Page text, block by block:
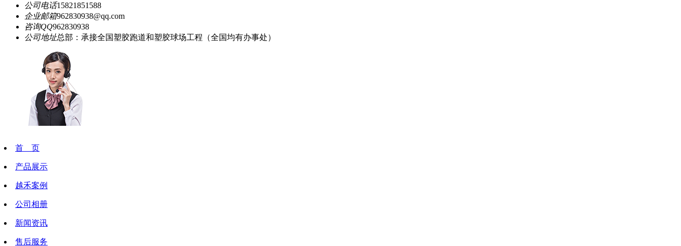
公司电话15821851588
企业邮箱962830938@qq.com
咨询QQ962830938
公司地址总部：承接全国塑胶跑道和塑胶球场工程（全国均有办事处）
首 页
产品展示
越禾案例
公司相册
新闻资讯
售后服务